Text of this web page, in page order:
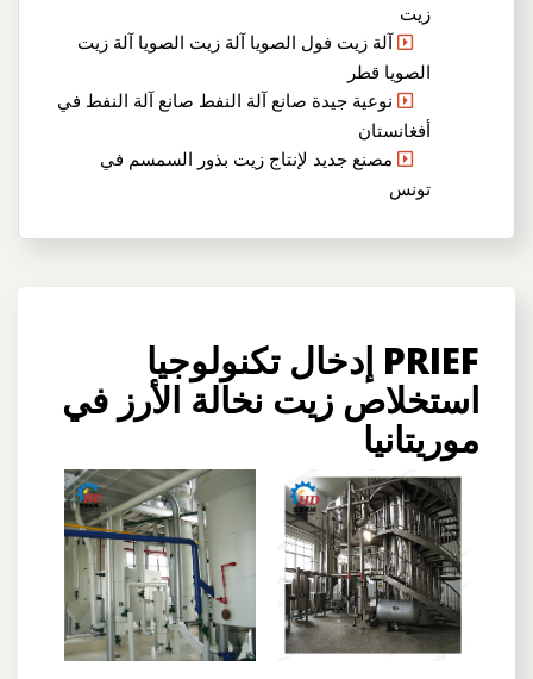
زيت
آلة زيت فول الصويا آلة زيت الصويا آلة زيت
الصويا قطر
نوعية جيدة صانع آلة النفط صانع آلة النفط في
أفغانستان
مصنع جديد لإنتاج زيت بذور السمسم في
تونس
PRIEF إدخال تكنولوجيا
استخلاص زيت نخالة الأرز في
موريتانيا